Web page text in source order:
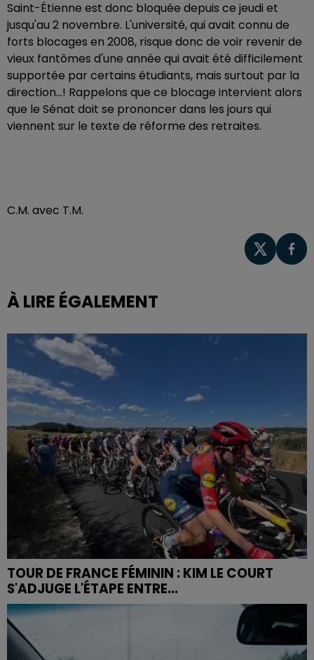
Saint-Étienne est donc bloquée depuis ce jeudi et
jusqu'au 2 novembre. L'université, qui avait connu de
forts blocages en 2008, risque donc de voir revenir de
vieux fantômes d'une année qui avait été difficilement
supportée par certains étudiants, mais surtout par la
direction...! Rappelons que ce blocage intervient alors
que le Sénat doit se prononcer dans les jours qui
viennent sur le texte de réforme des retraites.
C.M. avec T.M.
À LIRE ÉGALEMENT
TOUR DE FRANCE FÉMININ : KIM LE COURT
S'ADJUGE L'ÉTAPE ENTRE...